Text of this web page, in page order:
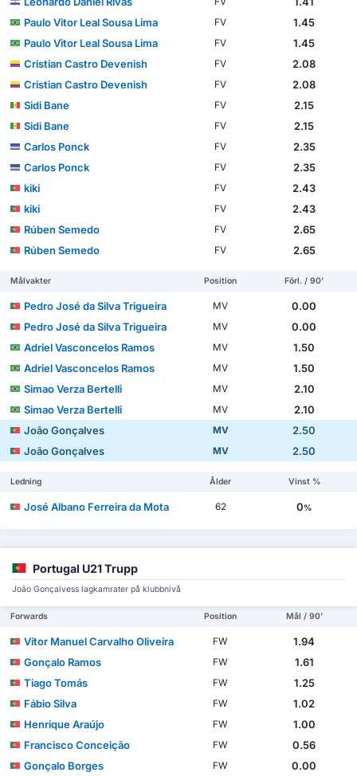
Paulo Vitor Leal Sousa Lima
FV
1.45
Paulo Vitor Leal Sousa Lima
FV
1.45
Cristian Castro Devenish
FV
2.08
Cristian Castro Devenish
FV
2.08
Sidi Bane
FV
2.15
Sidi Bane
FV
2.15
Carlos Ponck
FV
2.35
Carlos Ponck
FV
2.35
kiki
FV
2.43
kiki
FV
2.43
Rúben Semedo
FV
2.65
Rúben Semedo
FV 2.65
Målvakter Position Förl. / 90'
Pedro José da Silva Trigueira MV
0.00
Pedro José da Silva Trigueira
MV
0.00
Adriel Vasconcelos Ramos
MV
1.50
Adriel Vasconcelos Ramos
MV
1.50
Simao Verza Bertelli
MV
2.10
Simao Verza Bertelli
MV
2.10
João Gonçalves
MV
2.50
João Gonçalves
MV 2.50
Ledning Ålder Vinst %
José Albano Ferreira da Mota 62 0%
Portugal U21 Trupp
João Gonçalvess lagkamrater på klubbnivå
Forwards Position Mål / 90'
Vítor Manuel Carvalho Oliveira FW
1.94
Gonçalo Ramos
FW
1.61
Tiago Tomás
FW
1.25
Fábio Silva
FW
1.02
Henrique Araújo
FW
1.00
Francisco Conceição
FW
0.56
Gonçalo Borges
FW
0.00